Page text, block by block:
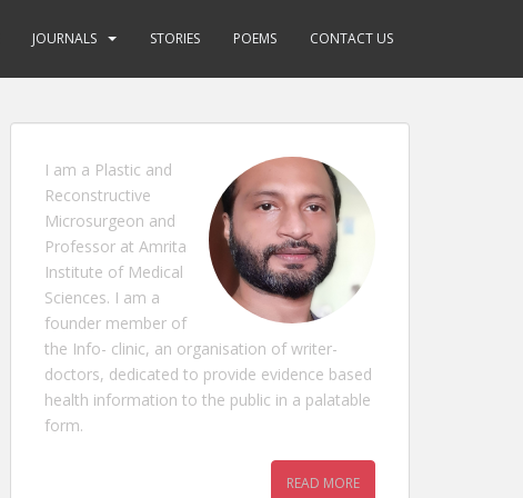
JOURNALS STORIES POEMS CONTACT US
I am a Plastic and
Reconstructive
Microsurgeon and
Professor at Amrita
Institute of Medical
Sciences. I am a
founder member of
the Info- clinic, an organisation of writer-
doctors, dedicated to provide evidence based
health information to the public in a palatable
form.
READ MORE